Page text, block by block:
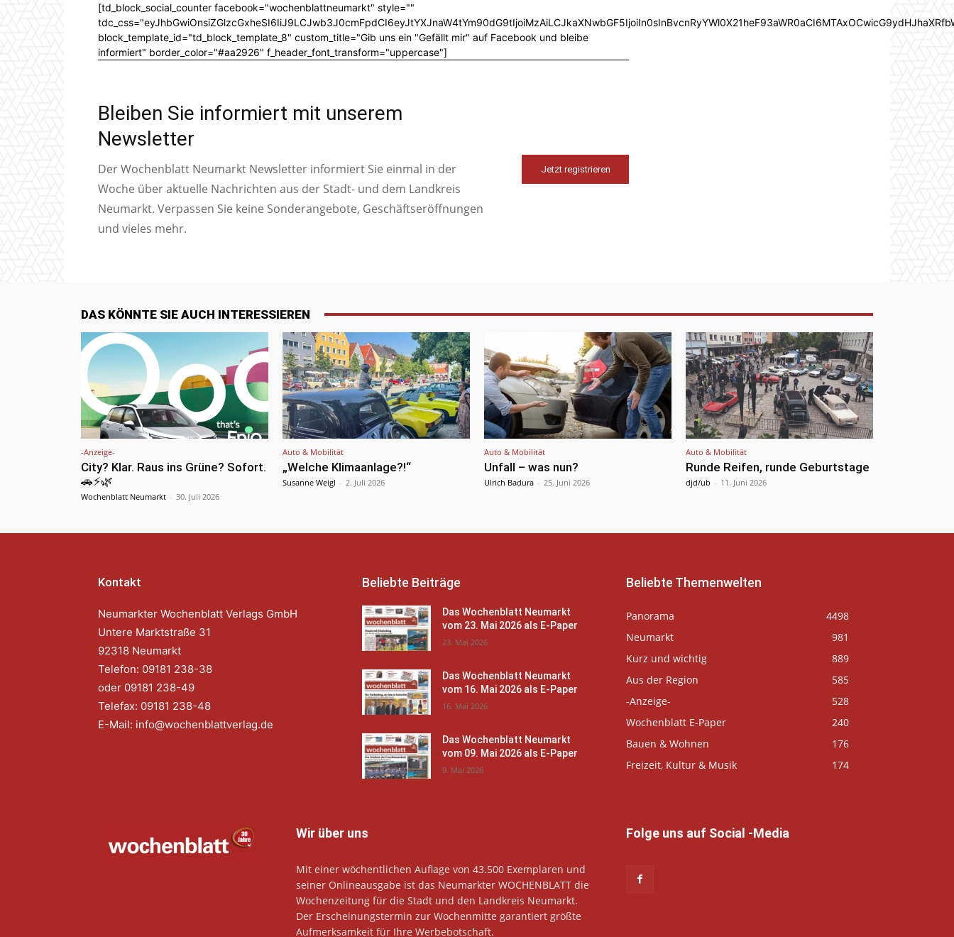
[td_block_social_counter facebook="wochenblattneumarkt" style=""
block_template_id="td_block_template_8" custom_title="Gib uns ein "Gefällt mir" auf Facebook und bleibe
informiert" border_color="#aa2926" f_header_font_transform="uppercase"]
Bleiben Sie informiert mit unserem
Newsletter
Der Wochenblatt Neumarkt Newsletter informiert Sie einmal in der
Woche über aktuelle Nachrichten aus der Stadt- und dem Landkreis
Neumarkt. Verpassen Sie keine Sonderangebote, Geschäftseröffnungen
und vieles mehr.
Jetzt registrieren
DAS KÖNNTE SIE AUCH INTERESSIEREN
-Anzeige-
City? Klar. Raus ins Grüne? Sofort.
🚗⚡🌿
Wochenblatt Neumarkt - 30. Juli 2026
Auto & Mobilität
„Welche Klimaanlage?!“
Susanne Weigl - 2. Juli 2026
Auto & Mobilität
Unfall – was nun?
Ulrich Badura - 25. Juni 2026
Auto & Mobilität
Runde Reifen, runde Geburtstage
djd/ub - 11. Juni 2026
Kontakt
Neumarkter Wochenblatt Verlags GmbH
Untere Marktstraße 31
92318 Neumarkt
Telefon: 09181 238-38
oder 09181 238-49
Telefax: 09181 238-48
E-Mail: info@wochenblattverlag.de
Beliebte Beiträge
Das Wochenblatt Neumarkt
vom 23. Mai 2026 als E-Paper
23. Mai 2026
Das Wochenblatt Neumarkt
vom 16. Mai 2026 als E-Paper
16. Mai 2026
Das Wochenblatt Neumarkt
vom 09. Mai 2026 als E-Paper
9. Mai 2026
Beliebte Themenwelten
Panorama
4498
Neumarkt
981
Kurz und wichtig
889
Aus der Region
585
-Anzeige-
528
Wochenblatt E-Paper
240
Bauen & Wohnen
176
Freizeit, Kultur & Musik
174
Wir über uns
Mit einer wöchentlichen Auflage von 43.500 Exemplaren und
seiner Onlineausgabe ist das Neumarkter WOCHENBLATT die
Wochenzeitung für die Stadt und den Landkreis Neumarkt.
Der Erscheinungstermin zur Wochenmitte garantiert größte
Aufmerksamkeit für Ihre Werbebotschaft.
Folge uns auf Social -Media